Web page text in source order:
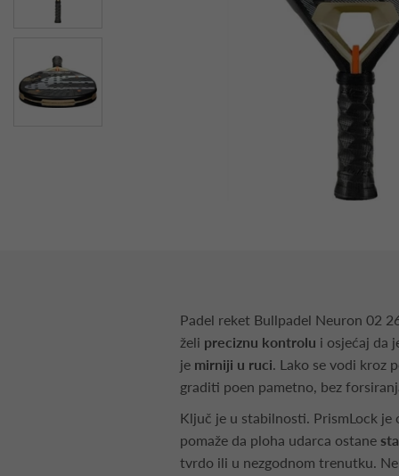
Padel reket Bullpadel Neuron 02
želi preciznu kontrolu i osjećaj da
je mirniji u ruci. Lako se vodi kroz
graditi poen pametno, bez
Ključ je u stabilnosti. PrismLock
pomaže da ploha udarca ostane
tvrdo ili u nezgodnom trenutku.